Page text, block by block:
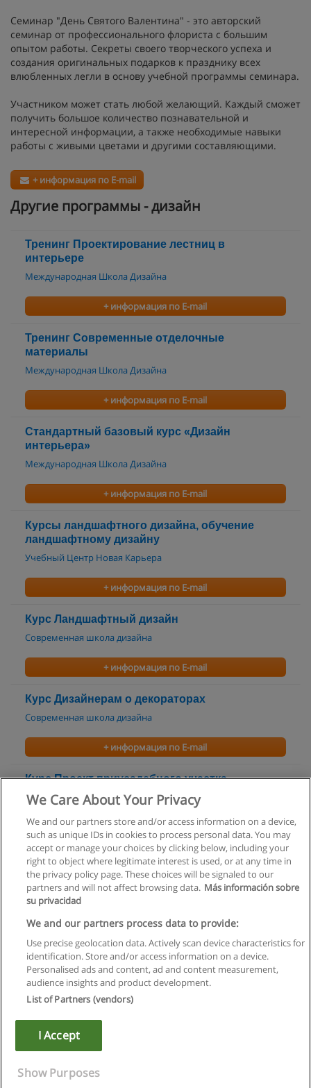
Семинар "День Святого Валентина" - это авторский
семинар от профессионального флориста с большим
опытом работы. Секреты своего творческого успеха и
создания оригинальных подарков к празднику всех
влюбленных легли в основу учебной программы семинара.
Участником может стать любой желающий. Каждый сможет
получить большое количество познавательной и
интересной информации, а также необходимые навыки
работы с живыми цветами и другими составляющими.
+ информация по E-mail
Другие программы - дизайн
Тренинг Проектирование лестниц в
интерьере
Международная Школа Дизайна
+ информация по E-mail
Тренинг Современные отделочные
материалы
Международная Школа Дизайна
+ информация по E-mail
Стандартный базовый курс «Дизайн
интерьера»
Международная Школа Дизайна
+ информация по E-mail
Курсы ландшафтного дизайна, обучение
ландшафтному дизайну
Учебный Центр Новая Карьера
+ информация по E-mail
Курс Ландшафтный дизайн
Современная школа дизайна
+ информация по E-mail
Курс Дизайнерам о декораторах
Современная школа дизайна
+ информация по E-mail
Курс Проект приусадебного участка
самостоятельно
+ информация по E-mail
Правила пользования
Конфиденциальность информации
Напишите Educaedu
Copyright © Educaedu Business S.L. - CIF : B-95610580: -
We Care About Your Privacy
We and our partners store and/or access information on a device,
such as unique IDs in cookies to process personal data. You may
accept or manage your choices by clicking below, including your
right to object where legitimate interest is used, or at any time in
the privacy policy page. These choices will be signaled to our
partners and will not affect browsing data. Más información sobre
su privacidad
We and our partners process data to provide:
Use precise geolocation data. Actively scan device characteristics for
identification. Store and/or access information on a device.
Personalised ads and content, ad and content measurement,
audience insights and product development.
List of Partners (vendors)
I Accept
Show Purposes